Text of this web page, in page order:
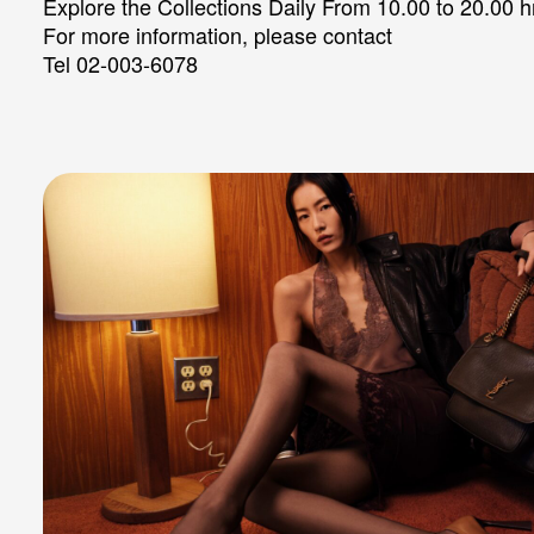
For more information, please contact
Tel 02-003-6078